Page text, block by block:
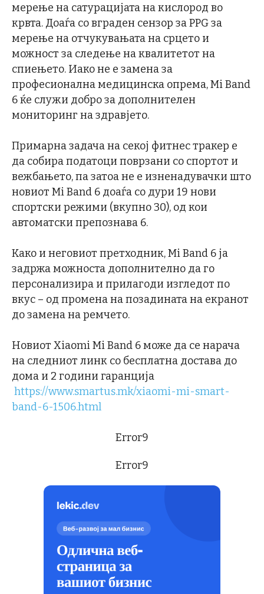
мерење на сатурацијата на кислород во
крвта. Доаѓа со вграден сензор за PPG за
мерење на отчукувањата на срцето и
можност за следење на квалитетот на
спиењето. Иако не е замена за
професионална медицинска опрема, Mi Band
6 ќе служи добро за дополнителен
мониторинг на здравјето.
Примарна задача на секој фитнес тракер е
да собира податоци поврзани со спортот и
вежбањето, па затоа не е изненадувачки што
новиот Mi Band 6 доаѓа со дури 19 нови
спортски режими (вкупно 30), од ​​кои
автоматски препознава 6.
Како и неговиот претходник, Mi Band 6 ја
задржа можноста дополнително да го
персонализира и прилагоди изгледот по
вкус – од промена на позадината на екранот
до замена на ремчето.
Новиот Xiaomi Mi Band 6 може да се нарача
на следниот линк со бесплатна достава до
дома и 2 години гаранција
https://www.smartus.mk/xiaomi-mi-smart-
band-6-1506.html
Error9
Error9